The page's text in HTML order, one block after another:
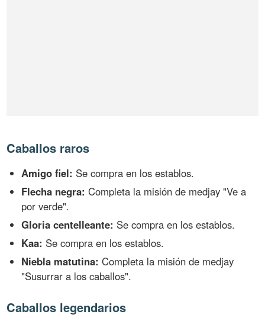
Caballos raros
Amigo fiel: Se compra en los establos.
Flecha negra: Completa la misión de medjay "Ve a
por verde".
Gloria centelleante: Se compra en los establos.
Kaa: Se compra en los establos.
Niebla matutina: Completa la misión de medjay
"Susurrar a los caballos".
Caballos legendarios